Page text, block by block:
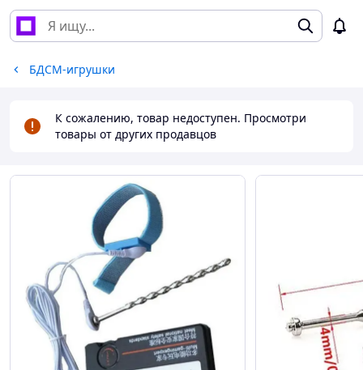
БДСМ-игрушки
К сожалению, товар недоступен. Просмотри
товары от других продавцов